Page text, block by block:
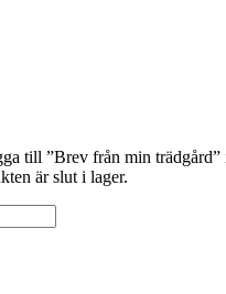
till ”Brev från min trädgård”
är slut i lager.